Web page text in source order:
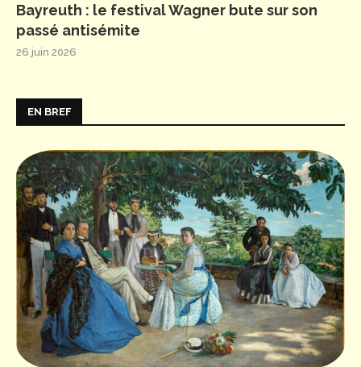
Bayreuth : le festival Wagner bute sur son
passé antisémite
26 juin 2026
EN BREF